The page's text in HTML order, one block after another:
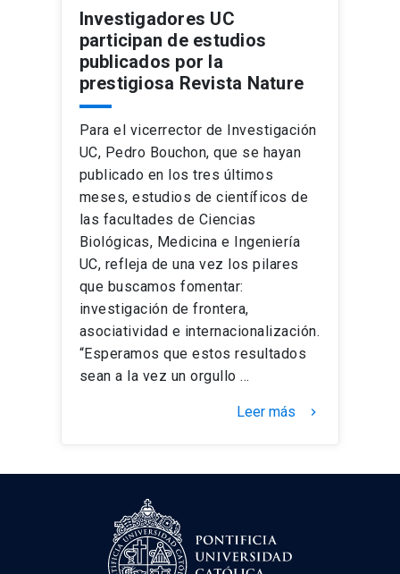
Investigadores UC
participan de estudios
publicados por la
prestigiosa Revista Nature
Para el vicerrector de Investigación
UC, Pedro Bouchon, que se hayan
publicado en los tres últimos
meses, estudios de científicos de
las facultades de Ciencias
Biológicas, Medicina e Ingeniería
UC, refleja de una vez los pilares
que buscamos fomentar:
investigación de frontera,
asociatividad e internacionalización.
“Esperamos que estos resultados
sean a la vez un orgullo …
Leer más keyboard_arrow_right